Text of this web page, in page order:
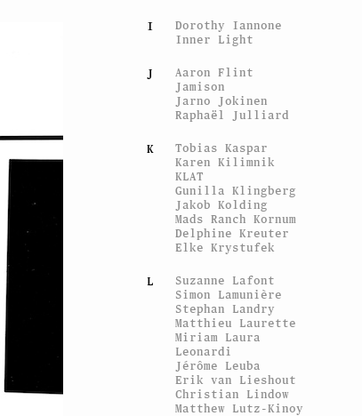
I
Dorothy Iannone
Inner Light
J
Aaron Flint
Jamison
Jarno Jokinen
Raphaël Julliard
K
Tobias Kaspar
Karen Kilimnik
KLAT
Gunilla Klingberg
Jakob Kolding
Mads Ranch Kornum
Delphine Kreuter
Elke Krystufek
L
Suzanne Lafont
Simon Lamunière
Stephan Landry
Matthieu Laurette
Miriam Laura
Leonardi
Jérôme Leuba
Erik van Lieshout
Christian Lindow
Matthew Lutz-Kinoy